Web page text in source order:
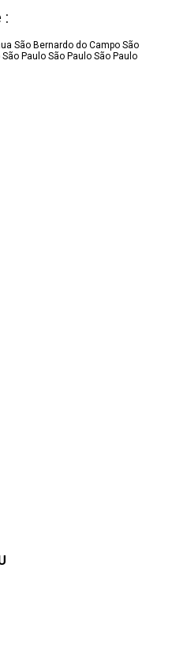
:
São Bernardo do Campo São
São Paulo São Paulo São Paulo